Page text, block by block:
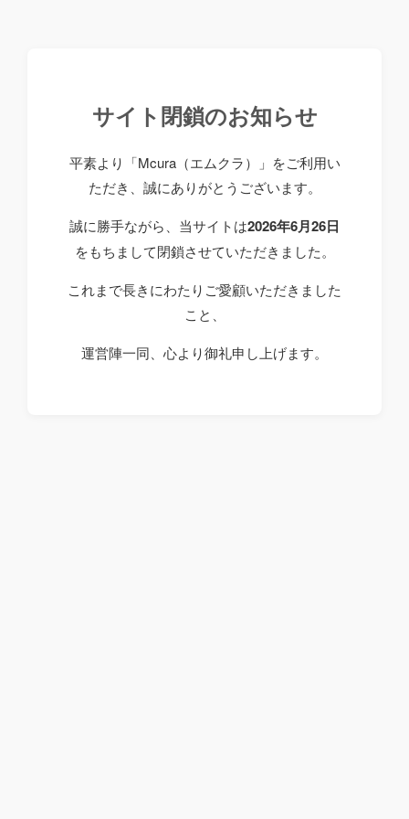
サイト閉鎖のお知らせ
平素より「Mcura（エムクラ）」をご利用い
ただき、誠にありがとうございます。
誠に勝手ながら、当サイトは2026年6月26日
をもちまして閉鎖させていただきました。
これまで長きにわたりご愛顧いただきました
こと、
運営陣一同、心より御礼申し上げます。